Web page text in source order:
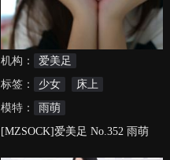
机构：
爱美足
标签：
少女
床上
模特：
雨萌
[MZSOCK]爱美足 No.352 雨萌